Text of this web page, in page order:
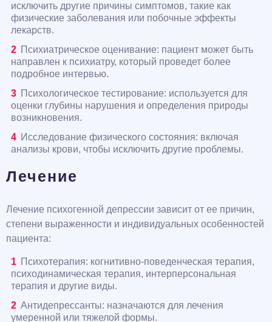
исключить другие причины симптомов, такие как
физические заболевания или побочные эффекты
лекарств.
Психиатрическое оценивание: пациент может быть
направлен к психиатру, который проведет более
подробное интервью.
Психологическое тестирование: используется для
оценки глубины нарушения и определения природы
возникновения.
Исследование физического состояния: включая
анализы крови, чтобы исключить другие проблемы.
Лечение
Лечение психогенной депрессии зависит от ее причин,
степени выраженности и индивидуальных особенностей
пациента:
Психотерапия: когнитивно-поведенческая терапия,
психодинамическая терапия, интерперсональная
терапия и другие виды.
Антидепрессанты: назначаются для лечения
умеренной или тяжелой формы.